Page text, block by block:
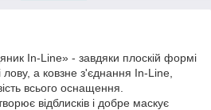
In-Line» - завдяки плоскій формі
лову, а ковзне з'єднання In-Line,
всього оснащення.
відблисків і добре маскує